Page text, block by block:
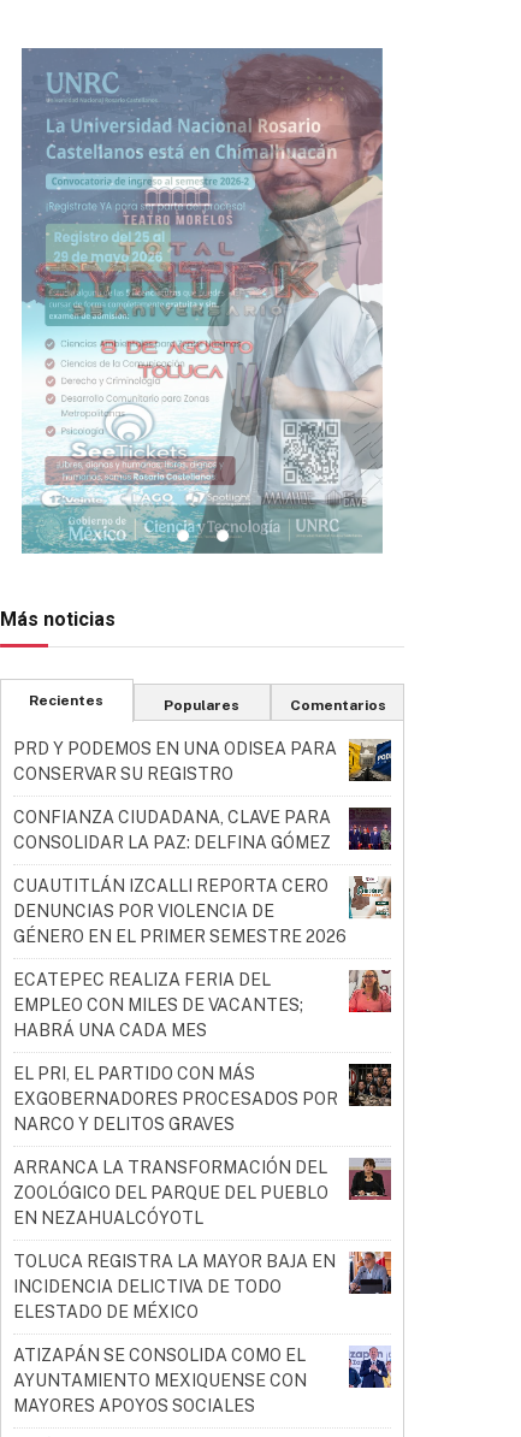
Más noticias
Recientes Populares Comentarios
PRD Y PODEMOS EN UNA ODISEA PARA
CONSERVAR SU REGISTRO
CONFIANZA CIUDADANA, CLAVE PARA
CONSOLIDAR LA PAZ: DELFINA GÓMEZ
CUAUTITLÁN IZCALLI REPORTA CERO
DENUNCIAS POR VIOLENCIA DE
GÉNERO EN EL PRIMER SEMESTRE 2026
ECATEPEC REALIZA FERIA DEL
EMPLEO CON MILES DE VACANTES;
HABRÁ UNA CADA MES
EL PRI, EL PARTIDO CON MÁS
EXGOBERNADORES PROCESADOS POR
NARCO Y DELITOS GRAVES
ARRANCA LA TRANSFORMACIÓN DEL
ZOOLÓGICO DEL PARQUE DEL PUEBLO
EN NEZAHUALCÓYOTL
TOLUCA REGISTRA LA MAYOR BAJA EN
INCIDENCIA DELICTIVA DE TODO
ELESTADO DE MÉXICO
ATIZAPÁN SE CONSOLIDA COMO EL
AYUNTAMIENTO MEXIQUENSE CON
MAYORES APOYOS SOCIALES